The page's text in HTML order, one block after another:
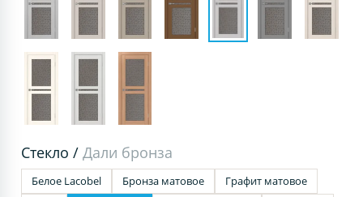
Стекло /Дали бронза
Белое Lacobel Бронза матовое
Графит матовое